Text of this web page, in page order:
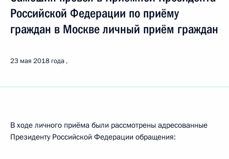
Российской Федерации по приёму
граждан в Москве личный приём граждан
23 мая 2018 года
В ходе личного приёма были рассмотрены адресованные
Президенту Российской Федерации обращения: